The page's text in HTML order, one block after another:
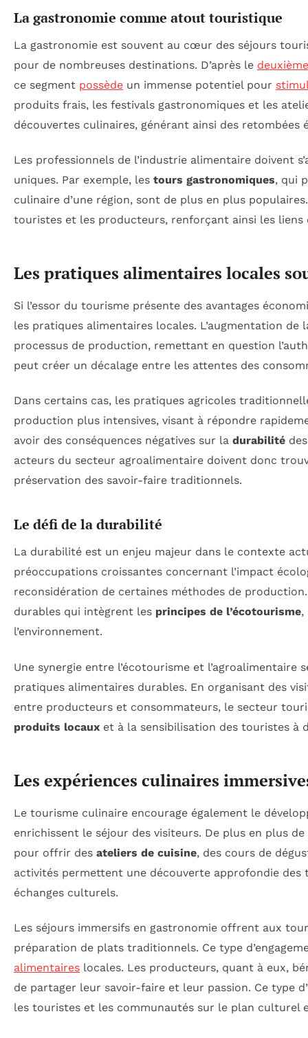
La gastronomie comme atout touristique
La gastronomie est souvent au cœur des séjours
pour de nombreuses destinations. D’après le
ce segment possède un immense potentiel pour
produits frais, les festivals gastronomiques et les
découvertes culinaires, générant ainsi des retombées
Les professionnels de l’industrie alimentaire doivent
uniques. Par exemple, les tours gastronomiques, qui
culinaire d’une région, sont de plus en plus
touristes et les producteurs, renforçant ainsi les
Les pratiques alimentaires locales
Si l’essor du tourisme présente des avantages
les pratiques alimentaires locales. L’augmentation
processus de production, remettant en question
peut créer un décalage entre les attentes des
Dans certains cas, les pratiques agricoles
production plus intensives, visant à répondre
avoir des conséquences négatives sur la durabilité
acteurs du secteur agroalimentaire doivent donc
préservation des savoir-faire traditionnels.
Le défi de la durabilité
La durabilité est un enjeu majeur dans le contexte
préoccupations croissantes concernant l’impact
reconsidération de certaines méthodes de
durables qui intègrent les principes de l’écotourisme,
l’environnement.
Une synergie entre l’écotourisme et
pratiques alimentaires durables. En organisant des
entre producteurs et consommateurs, le secteur
produits locaux et à la sensibilisation des touristes à
Les expériences culinaires
Le tourisme culinaire encourage également le
enrichissent le séjour des visiteurs. De plus en plus
pour offrir des ateliers de cuisine, des cours de
activités permettent une découverte approfondie
échanges culturels.
Les séjours immersifs en gastronomie offrent aux
préparation de plats traditionnels. Ce type
alimentaires locales. Les producteurs, quant à eux,
de partager leur savoir-faire et leur passion. Ce type
les touristes et les communautés sur le plan culturel